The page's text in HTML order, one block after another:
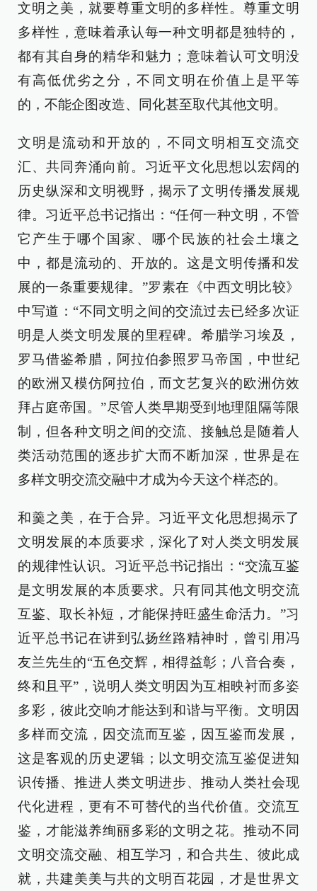
文明之美，就要尊重文明的多样性。尊重文明
多样性，意味着承认每一种文明都是独特的，
都有其自身的精华和魅力；意味着认可文明没
有高低优劣之分，不同文明在价值上是平等
的，不能企图改造、同化甚至取代其他文明。
文明是流动和开放的，不同文明相互交流交
汇、共同奔涌向前。习近平文化思想以宏阔的
历史纵深和文明视野，揭示了文明传播发展规
律。习近平总书记指出：“任何一种文明，不管
它产生于哪个国家、哪个民族的社会土壤之
中，都是流动的、开放的。这是文明传播和发
展的一条重要规律。”罗素在《中西文明比较》
中写道：“不同文明之间的交流过去已经多次证
明是人类文明发展的里程碑。希腊学习埃及，
罗马借鉴希腊，阿拉伯参照罗马帝国，中世纪
的欧洲又模仿阿拉伯，而文艺复兴的欧洲仿效
拜占庭帝国。”尽管人类早期受到地理阻隔等限
制，但各种文明之间的交流、接触总是随着人
类活动范围的逐步扩大而不断加深，世界是在
多样文明交流交融中才成为今天这个样态的。
和羹之美，在于合异。习近平文化思想揭示了
文明发展的本质要求，深化了对人类文明发展
的规律性认识。习近平总书记指出：“交流互鉴
是文明发展的本质要求。只有同其他文明交流
互鉴、取长补短，才能保持旺盛生命活力。”习
近平总书记在讲到弘扬丝路精神时，曾引用冯
友兰先生的“五色交辉，相得益彰；八音合奏，
终和且平”，说明人类文明因为互相映衬而多姿
多彩，彼此交响才能达到和谐与平衡。文明因
多样而交流，因交流而互鉴，因互鉴而发展，
这是客观的历史逻辑；以文明交流互鉴促进知
识传播、推进人类文明进步、推动人类社会现
代化进程，更有不可替代的当代价值。交流互
鉴，才能滋养绚丽多彩的文明之花。推动不同
文明交流交融、相互学习，和合共生、彼此成
就，共建美美与共的文明百花园，才是世界文